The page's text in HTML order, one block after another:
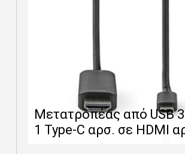
Μετατροπέας από USB
1 Type-C αρσ. σε HDMI